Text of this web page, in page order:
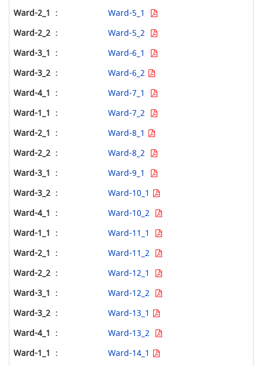
Ward-5_1
Ward-5_2
Ward-6_1
Ward-6_2
Ward-7_1
Ward-7_2
Ward-8_1
Ward-8_2
Ward-9_1
Ward-10_1
Ward-10_2
Ward-11_1
Ward-11_2
Ward-12_1
Ward-12_2
Ward-13_1
Ward-13_2
Ward-14_1